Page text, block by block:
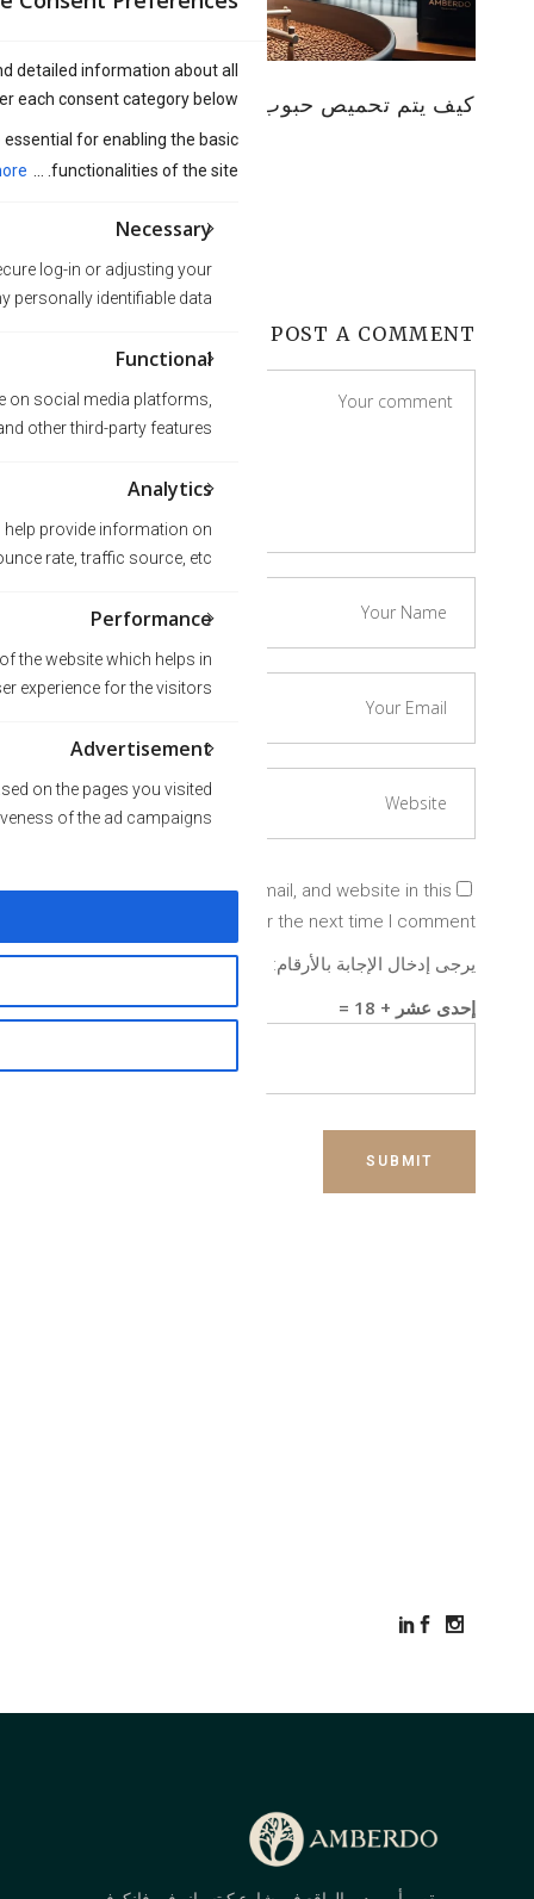
detailed information about all
each consent category below.
for enabling the basic
functionalities of the site. ...
Necessary
log-in or adjusting your
personally identifiable data.
Functional
on social media platforms,
other third-party features.
Analytics
provide information on
rate, traffic source, etc.
Performance
the website which helps in
experience for the visitors.
Advertisement
on the pages you visited
of the ad campaigns.
كيف يتم تحميص حبوب القهوة؟
by Jennifer المدونة
POST A COMMENT
Save my name, email, and website in this
browser for the next time I comment.
يرجى إدخال الإجابة بالأرقام:
إحدى عشر + 18 =